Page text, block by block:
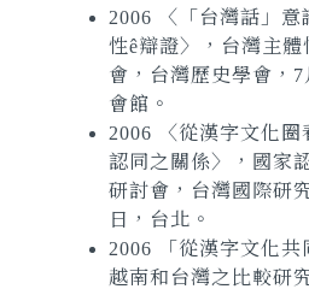
2006 〈「台灣話」意
性ê辯證〉，台灣主
會，台灣歷史學會，
會館。
2006 〈從漢字文化圈
認同之關係〉，國家
研討會，台灣國際研
日，台北。
2006 「從漢字文化共
越南和台灣之比較研